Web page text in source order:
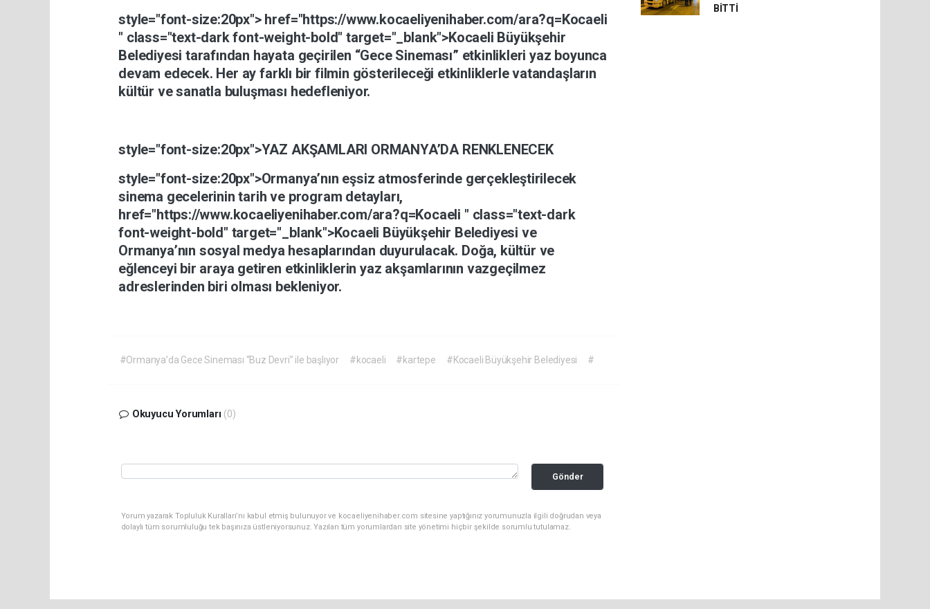
style="font-size:20px"> href="https://www.kocaeliyenihaber.com/ara?q=Kocaeli
" class="text-darkfont-weight-bold" target="_blank">Kocaeli Büyükşehir
Belediyesi tarafından hayata geçirilen “Gece Sineması” etkinlikleriyaz boyunca
devam edecek. Her ayfarklı bir filmin gösterileceği etkinliklerlevatandaşların
kültür vesanatla buluşması hedefleniyor.
style="font-size:20px">YAZ AKŞAMLARI ORMANYA’DA RENKLENECEK
style="font-size:20px">Ormanya’nın eşsiz atmosferinde gerçekleştirilecek
sinema gecelerinintarihve program detayları,
href="https://www.kocaeliyenihaber.com/ara?q=Kocaeli " class="text-dark
font-weight-bold" target="_blank">Kocaeli Büyükşehir Belediyesi ve
Ormanya’nın sosyal medya hesaplarından duyurulacak. Doğa, kültür ve
eğlenceyi bir araya getiren etkinliklerinyaz akşamlarının vazgeçilmez
adreslerinden biri olması bekleniyor.
#Ormanya’da Gece Sineması “Buz Devri” ile başlıyor #kocaeli #kartepe #Kocaeli Büyükşehir Belediyesi #
Okuyucu Yorumları (0)
Gönder
Yorum yazarak Topluluk Kuralları’nı kabul etmiş bulunuyor ve kocaeliyenihaber.com sitesine yaptığınız yorumunuzla ilgili doğrudan veya
dolaylı tüm sorumluluğu tek başınıza üstleniyorsunuz. Yazılan tüm yorumlardan site yönetimi hiçbir şekilde sorumlu tutulamaz.
BİTTİ